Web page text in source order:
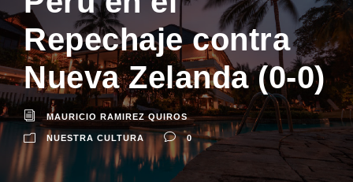
Repechaje contra
Nueva Zelanda (0-0)
MAURICIO RAMIREZ QUIROS
NUESTRA CULTURA 0